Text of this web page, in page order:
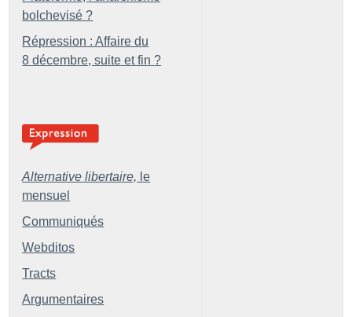
bolchevisé ?
Répression : Affaire du
8 décembre, suite et fin ?
Alternative libertaire, le
mensuel
Communiqués
Webditos
Tracts
Argumentaires